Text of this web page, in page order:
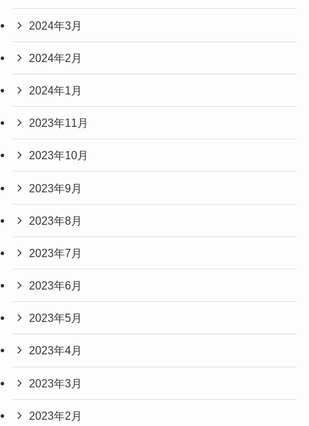
2024年3月
2024年2月
2024年1月
2023年11月
2023年10月
2023年9月
2023年8月
2023年7月
2023年6月
2023年5月
2023年4月
2023年3月
2023年2月